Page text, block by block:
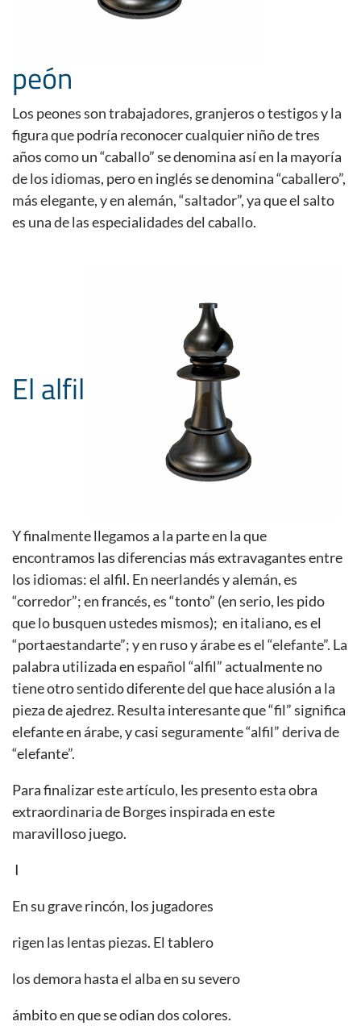
peón
Los peones son trabajadores, granjeros o testigos y la
figura que podría reconocer cualquier niño de tres
años como un “caballo” se denomina así en la mayoría
de los idiomas, pero en inglés se denomina “caballero”,
más elegante, y en alemán, “saltador”, ya que el salto
es una de las especialidades del caballo.
El alfil
Y finalmente llegamos a la parte en la que
encontramos las diferencias más extravagantes entre
los idiomas: el alfil. En neerlandés y alemán, es
“corredor”; en francés, es “tonto” (en serio, les pido
que lo busquen ustedes mismos); en italiano, es el
“portaestandarte”; y en ruso y árabe es el “elefante”. La
palabra utilizada en español “alfil” actualmente no
tiene otro sentido diferente del que hace alusión a la
pieza de ajedrez. Resulta interesante que “fil” significa
elefante en árabe, y casi seguramente “alfil” deriva de
“elefante”.
Para finalizar este artículo, les presento esta obra
extraordinaria de Borges inspirada en este
maravilloso juego.
I
En su grave rincón, los jugadores
rigen las lentas piezas. El tablero
los demora hasta el alba en su severo
ámbito en que se odian dos colores.